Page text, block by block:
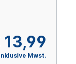
13,99
Mwst.